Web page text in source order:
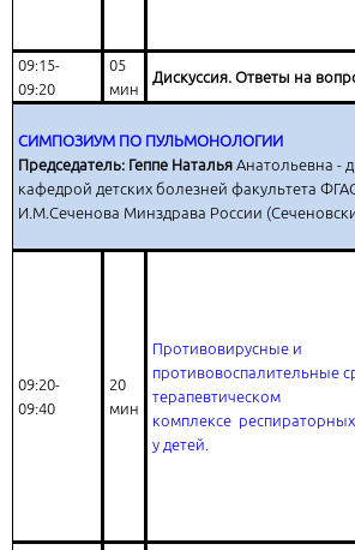
09:15-
09:20
05
мин
Дискуссия. Ответы на
СИМПОЗИУМ ПО ПУЛЬМОНОЛОГИИ
Председатель: Геппе Наталья Анатольевна -
кафедрой детских болезней факультета
И.М.Сеченова Минздрава России
09:20-
09:40
20
мин
Противовирусные и
противовоспалительные
терапевтическом
комплексе
у детей.